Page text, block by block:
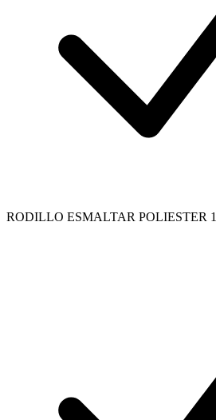
RODILLO ESMALTAR POLIESTER